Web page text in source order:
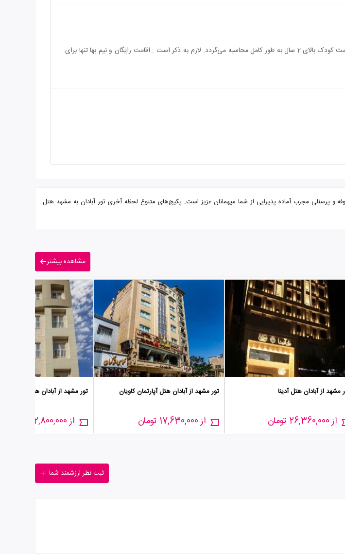
اقامت کودک زیر 2 سال (درصورت عدم استفاده از سرویس) رایگان می‌باشد و هزینه‌ی اقامت کودک بالای 2 سال به طور کامل محاسبه می‌گردد. لازم به ذکر است : اقامت رایگان و نیم بها تنها برای
قیمت. هتل سیمرغ 3 ستاره همراه با سرو صبحانه بوفه و پرسنلی مجرب آماده پذیرایی از شما میهمانان عزیز است. پکیج‌های متنوع لحظه آخری تور آبادان به مشهد هتل
مشاهده بیشتر
مشهد از آبادان هتل آدینا
از 26,360,000 تومان
تور مشهد از آبادان هتل آپارتمان کاویان
از 17,630,000 تومان
تور مشهد از آبادان هتل آپارتمان
از 22,800,000 تومان
ثبت نظر ارزشمند شما